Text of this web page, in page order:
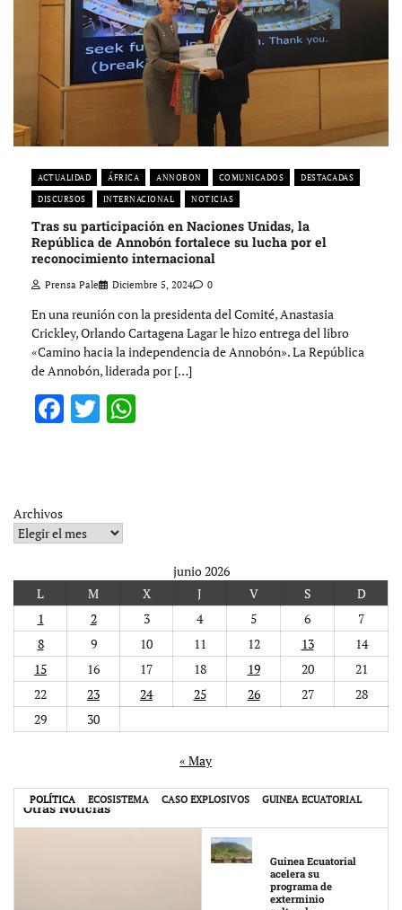
ACTUALIDAD ÁFRICA ANNOBON COMUNICADOS
DESTACADAS
DISCURSOS
INTERNACIONAL NOTICIAS
Tras su participación en Naciones Unidas, la
República de Annobón fortalece su lucha por el
reconocimiento internacional
Prensa Pale Diciembre 5, 2024 0
En una reunión con la presidenta del Comité, Anastasia
Crickley, Orlando Cartagena Lagar le hizo entrega del libro
«Camino hacia la independencia de Annobón». La República
de Annobón, liderada por […]
Facebook
Twitter
Archivos
junio 2026
L
M X J V S
D
1
2 3 4 5 6
7
8
9 10 11 12 13
14
15
16 17 18 19 20
21
22
23 24 25 26 27
28
29
30
« May
Otras Noticias
POLÍTICA ECOSISTEMA CASO EXPLOSIVOS GUINEA ECUATORIAL
Guinea Ecuatorial
acelera su
programa de
exterminio